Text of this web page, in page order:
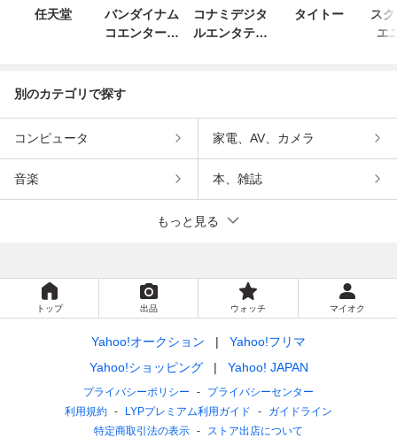
任天堂
バンダイナム
コエンターテ
コナミデジタ
ルエンタテイ
タイトー
ス
エ
別のカテゴリで探す
コンピュータ 家電、AV、カメラ
音楽 本、雑誌
もっと見る
トップ 出品 ウォッチ マイオク
Yahoo!オークション
Yahoo!フリマ
Yahoo!ショッピング
Yahoo! JAPAN
プライバシーポリシー
プライバシーセンター
利用規約
LYPプレミアム利用ガイド
ガイドライン
特定商取引法の表示
ストア出店について